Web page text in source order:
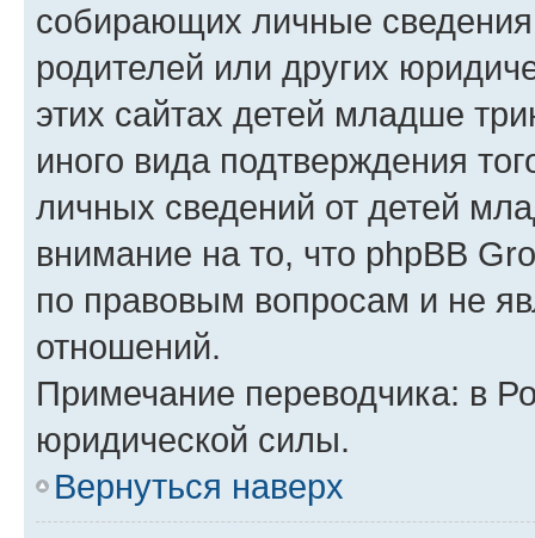
собирающих личные
родителей или других
этих сайтах детей младше
иного вида подтверждения
личных сведений от детей
внимание на то, что phpBB
по правовым вопросам и не
отношений.
Примечание переводчика: в
юридической силы.
Вернуться наверх